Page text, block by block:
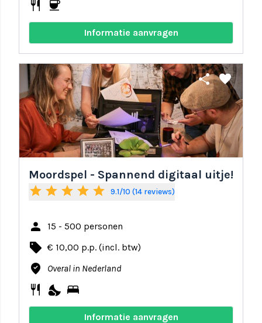
restaurant coffee
Informatie aanvragen
share favorite
Moordspel - Spannend digitaal uitje!
star star star star star 9.1/10 (14 reviews)
person 15 - 500 personen
local_offer € 10,00 p.p. (incl. btw)
where_to_vote Overal in Nederland
restaurant nights_stay bed
Informatie aanvragen